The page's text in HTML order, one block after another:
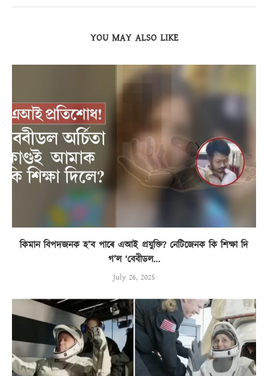
YOU MAY ALSO LIKE
কিমান বিপদজনক হ’ব পাৰে এআই প্ৰযুক্তি? নেটিজেনক কি শিক্ষা দি
গ’ল ‘বেবীডল...
July 26, 2025